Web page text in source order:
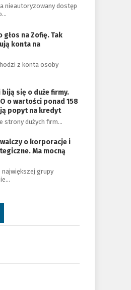
nieautoryzowany dostęp
na Zofię. Tak
konta na
z konta osoby
się o duże firmy.
o wartości ponad 158
popyt na kredyt
strony dużych firm…
o korporacje i
Ma mocną
grupy